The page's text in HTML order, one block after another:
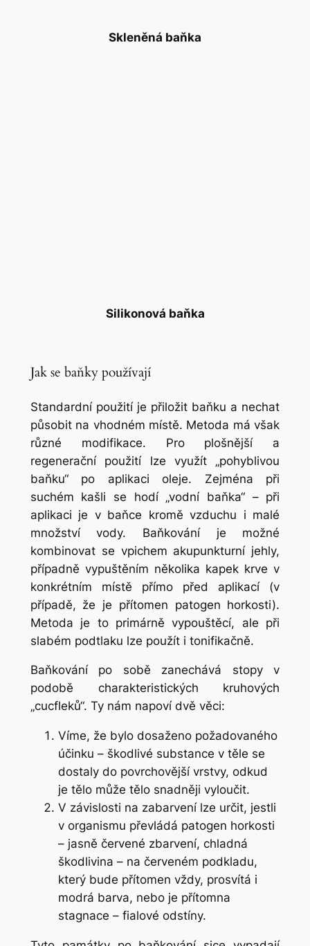
Skleněná baňka
Silikonová baňka
Jak se baňky používají
Standardní použití je přiložit baňku a nechat
působit na vhodném místě. Metoda má však
různé modifikace. Pro plošnější a
regenerační použití lze využít „pohyblivou
baňku“ po aplikaci oleje. Zejména při
suchém kašli se hodí „vodní baňka“ – při
aplikaci je v baňce kromě vzduchu i malé
množství vody. Baňkování je možné
kombinovat se vpichem akupunkturní jehly,
případně vypuštěním několika kapek krve v
konkrétním místě přímo před aplikací (v
případě, že je přítomen patogen horkosti).
Metoda je to primárně vypouštěcí, ale při
slabém podtlaku lze použít i tonifikačně.
Baňkování po sobě zanechává stopy v
podobě charakteristických kruhových
„cucfleků“. Ty nám napoví dvě věci:
Víme, že bylo dosaženo požadovaného
účinku – škodlivé substance v těle se
dostaly do povrchovější vrstvy, odkud
je tělo může tělo snadněji vyloučit.
V závislosti na zabarvení lze určit, jestli
v organismu převládá patogen horkosti
– jasně červené zbarvení, chladná
škodlivina – na červeném podkladu,
který bude přítomen vždy, prosvítá i
modrá barva, nebo je přítomna
stagnace – fialové odstíny.